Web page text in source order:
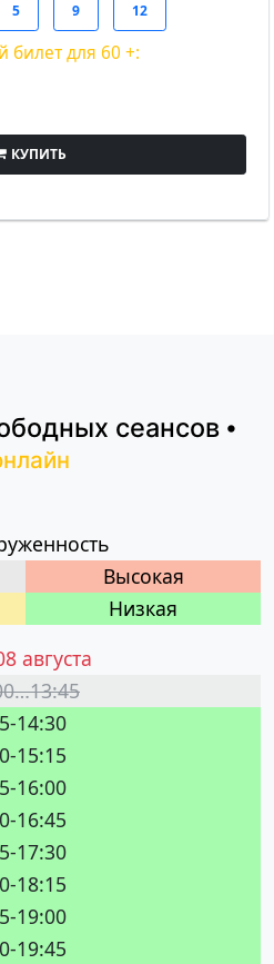
билет для 60 +:
КУПИТЬ
сеансов •
Высокая
Низкая
августа
14:30
15:15
16:00
16:45
17:30
18:15
19:00
19:45